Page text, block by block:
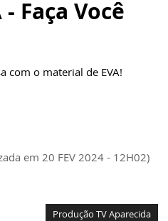
Faça Você
com o material de EVA!
em 20 FEV 2024 - 12H02)
Produção TV Aparecida